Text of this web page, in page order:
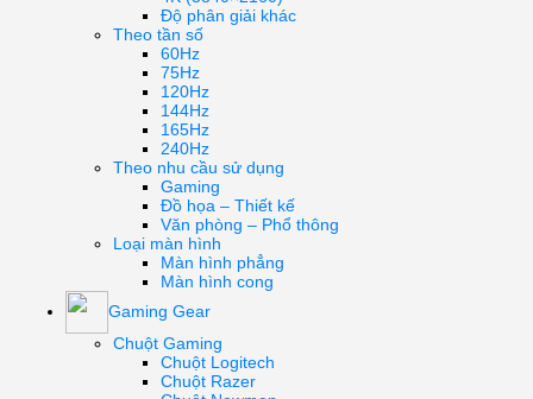
Độ phân giải khác
Theo tần số
60Hz
75Hz
120Hz
144Hz
165Hz
240Hz
Theo nhu cầu sử dụng
Gaming
Đồ họa – Thiết kế
Văn phòng – Phổ thông
Loại màn hình
Màn hình phẳng
Màn hình cong
Gaming Gear
Chuột Gaming
Chuột Logitech
Chuột Razer